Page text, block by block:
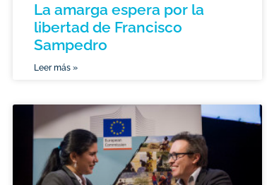
La amarga espera por la
libertad de Francisco
Sampedro
Leer más »